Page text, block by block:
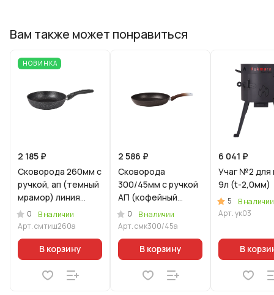
Вам также может понравиться
НОВИНКА
2 185 ₽
Сковорода 260мм с
ручкой, ап (темный
мрамор) линия
"Мраморная
Индукционная"
0
В наличии
Арт.смтиш260а
В корзину
2 586 ₽
Сковорода
300/45мм с ручкой
АП (кофейный
мрамор)
0
В наличии
Арт.смк300/45а
В корзину
6 041 ₽
Учаг №2 для
9л (t-2,0мм)
5
В наличии
Арт.ук03
В